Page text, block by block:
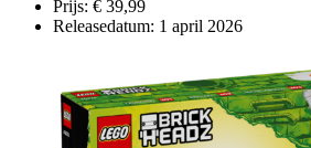
Prijs: € 39,99
Releasedatum: 1 april 2026